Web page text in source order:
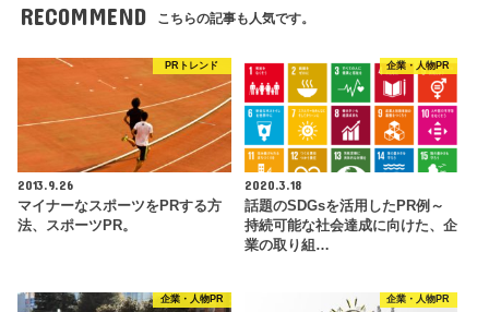
RECOMMEND こちらの記事も人気です。
PRトレンド
2013.9.26
マイナーなスポーツをPRする方
法、スポーツPR。
企業・人物PR
2020.3.18
話題のSDGsを活用したPR例～
持続可能な社会達成に向けた、企
業の取り組…
企業・人物PR 企業・人物PR